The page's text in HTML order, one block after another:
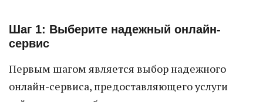
Шаг 1: Выберите надежный онлайн-
сервис
Первым шагом является выбор надежного
онлайн-сервиса, предоставляющего услуги